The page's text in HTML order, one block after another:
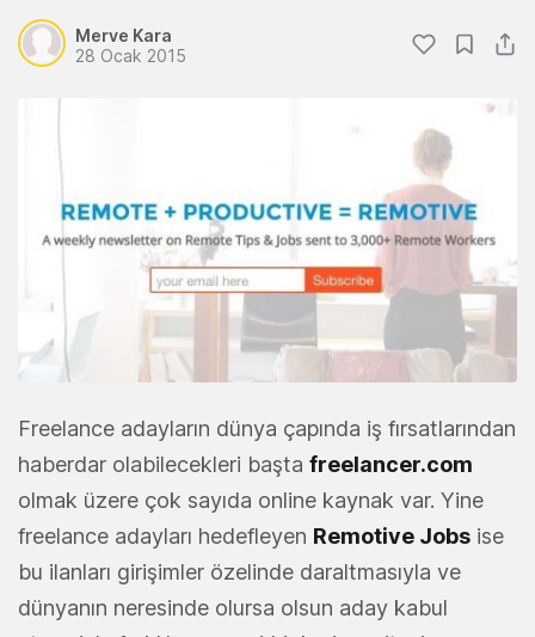
Merve Kara
28 Ocak 2015
Freelance adayların dünya çapında iş fırsatlarından
haberdar olabilecekleri başta freelancer.com
olmak üzere çok sayıda online kaynak var. Yine
freelance adayları hedefleyen Remotive Jobs ise
bu ilanları girişimler özelinde daraltmasıyla ve
dünyanın neresinde olursa olsun aday kabul